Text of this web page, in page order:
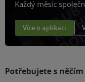
Každý měsíc
Více o aplikaci
Potřebujete s